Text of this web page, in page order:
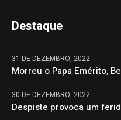
Destaque
31 DE DEZEMBRO, 2022
Morreu o Papa Emérito,
30 DE DEZEMBRO, 2022
Despiste provoca um